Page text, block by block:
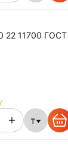
22 11700 ГОСТ
т